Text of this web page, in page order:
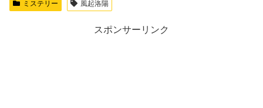
ミステリー 風起洛陽
スポンサーリンク